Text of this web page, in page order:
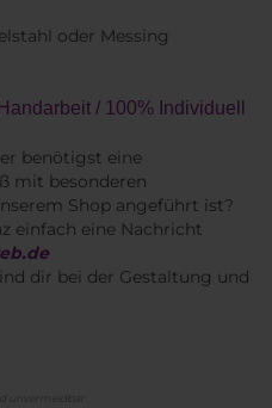
oder Messing
/ 100% Individuell
benötigst eine
mit besonderen
Shop angeführt ist?
einfach eine Nachricht
dir bei der Gestaltung und
unvermeidbar.